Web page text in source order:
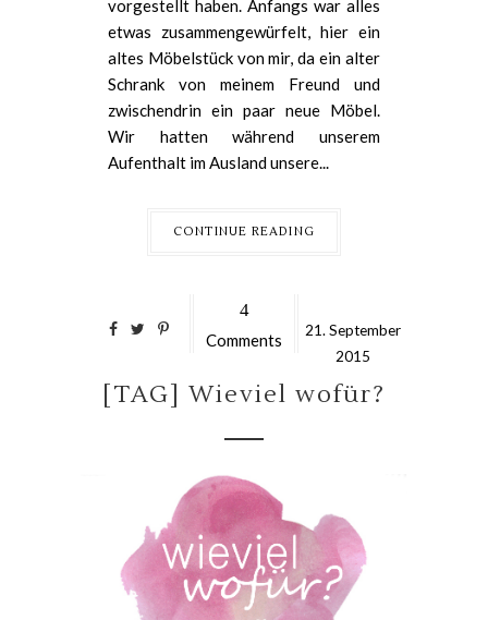
vorgestellt haben. Anfangs war alles
etwas zusammengewürfelt, hier ein
altes Möbelstück von mir, da ein alter
Schrank von meinem Freund und
zwischendrin ein paar neue Möbel.
Wir hatten während unserem
Aufenthalt im Ausland unsere...
CONTINUE READING
4
Comments 21.September
2015
[TAG] Wieviel wofür?